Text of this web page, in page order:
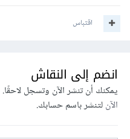
اقتباس
انضم إلى النقاش
يمكنك أن تنشر الآن وتسجل
الآنلتنشر باسم حسابك.